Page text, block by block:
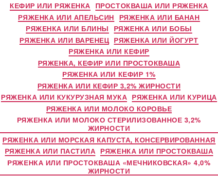
КЕФИР ИЛИ РЯЖЕНКА ПРОСТОКВАША ИЛИ РЯЖЕНКА
РЯЖЕНКА ИЛИ АПЕЛЬСИН РЯЖЕНКА ИЛИ БАНАН
РЯЖЕНКА ИЛИ БЛИНЫ
РЯЖЕНКА ИЛИ БОБЫ
РЯЖЕНКА ИЛИ ВАРЕНЕЦ РЯЖЕНКА ИЛИ ЙОГУРТ
РЯЖЕНКА ИЛИ КЕФИР
РЯЖЕНКА, КЕФИР ИЛИ ПРОСТОКВАША
РЯЖЕНКА ИЛИ КЕФИР 1%
РЯЖЕНКА ИЛИ КЕФИР 3,2% ЖИРНОСТИ
РЯЖЕНКА ИЛИ КУКУРУЗНАЯ МУКА РЯЖЕНКА ИЛИ КУРИЦА
РЯЖЕНКА ИЛИ МОЛОКО КОРОВЬЕ
РЯЖЕНКА ИЛИ МОЛОКО СТЕРИЛИЗОВАННОЕ 3,2%
ЖИРНОСТИ
РЯЖЕНКА ИЛИ МОРСКАЯ КАПУСТА, КОНСЕРВИРОВАННАЯ
РЯЖЕНКА ИЛИ ПАСТИЛА РЯЖЕНКА ИЛИ ПРОСТОКВАША
РЯЖЕНКА ИЛИ ПРОСТОКВАША «МЕЧНИКОВСКАЯ» 4,0%
ЖИРНОСТИ